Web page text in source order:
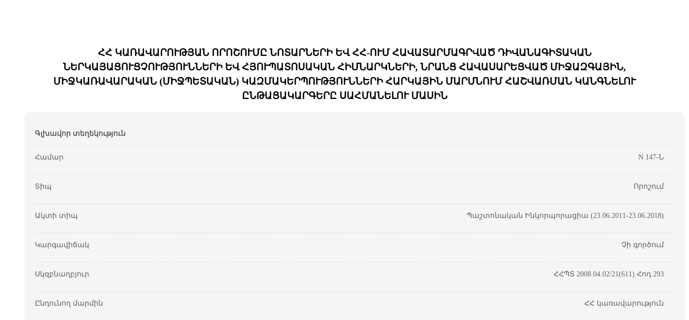
ՀՀ ԿԱՌԱՎԱՐՈՒԹՅԱՆ ՈՐՈՇՈՒՄԸ ՆՈՏԱՐՆԵՐԻ ԵՎ ՀՀ-ՈՒՄ ՀԱՎԱՏԱՐՄԱԳՐՎԱԾ ԴԻՎԱՆԱԳԻՏԱԿԱՆ
ՆԵՐԿԱՅԱՑՈՒՑՉՈՒԹՅՈՒՆՆԵՐԻ ԵՎ ՀՅՈՒՊԱՏՈՍԱԿԱՆ ՀԻՄՆԱՐԿՆԵՐԻ, ՆՐԱՆՑ ՀԱՎԱՍԱՐԵՑՎԱԾ ՄԻՋԱԶԳԱՅԻՆ,
ՄԻՋԿԱՌԱՎԱՐԱԿԱՆ (ՄԻՋՊԵՏԱԿԱՆ) ԿԱԶՄԱԿԵՐՊՈՒԹՅՈՒՆՆԵՐԻ ՀԱՐԿԱՅԻՆ ՄԱՐՄՆՈՒՄ ՀԱՇՎԱՌՄԱՆ ԿԱՆԳՆԵԼՈՒ
ԸՆԹԱՑԱԿԱՐԳԵՐԸ ՍԱՀՄԱՆԵԼՈՒ ՄԱՍԻՆ
Գլխավոր տեղեկություն
Համար N 147-Ն
Տիպ Որոշում
Ակտի տիպ Պաշտոնական Ինկորպորացիա (23.06.2011-23.06.2018)
Կարգավիճակ Չի գործում
Սկզբնաղբյուր ՀՀՊՏ 2008.04.02/21(611) Հոդ.293
Ընդունող մարմին ՀՀ կառավարություն